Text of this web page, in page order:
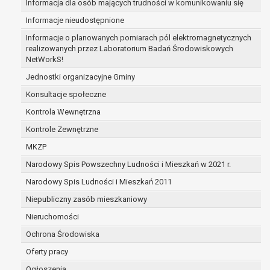
Informacja dla osób mających trudności w komunikowaniu się
Informacje nieudostępnione
Informacje o planowanych pomiarach pól elektromagnetycznych
realizowanych przez Laboratorium Badań Środowiskowych
NetWorkS!
Jednostki organizacyjne Gminy
Konsultacje społeczne
Kontrola Wewnętrzna
Kontrole Zewnętrzne
MKZP
Narodowy Spis Powszechny Ludności i Mieszkań w 2021 r.
Narodowy Spis Ludności i Mieszkań 2011
Niepubliczny zasób mieszkaniowy
Nieruchomości
Ochrona Środowiska
Oferty pracy
zabezpieczenia ewentualnych roszczeń, a w
przypadku wyrażenia zgody na przetwarzanie
danych po zakończeniu i rozliczeniu umowy, do
czasu wycofania tej zgody.
Ponadto w przypadku umów o dofinansowanie
dane osobowe od momentu pozyskania
przechowywane są przez okres wynikający z
umowy o dofinansowanie zawartej między
beneficjentem a określoną instytucją, trwałości
danego projektu i konieczności zachowania
dokumentacji projektu do celów kontrolnych.
W związku z przetwarzaniem przez
administratora danych osobowych przysługuje
Pani/Panu:
prawo dostępu do treści danych oraz
otrzymywania ich kopii na podstawie art. 15
RODO;
prawo do żądania sprostowania danych na
w przypadku gdy: